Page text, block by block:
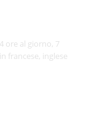
ore al giorno, 7
francese, inglese